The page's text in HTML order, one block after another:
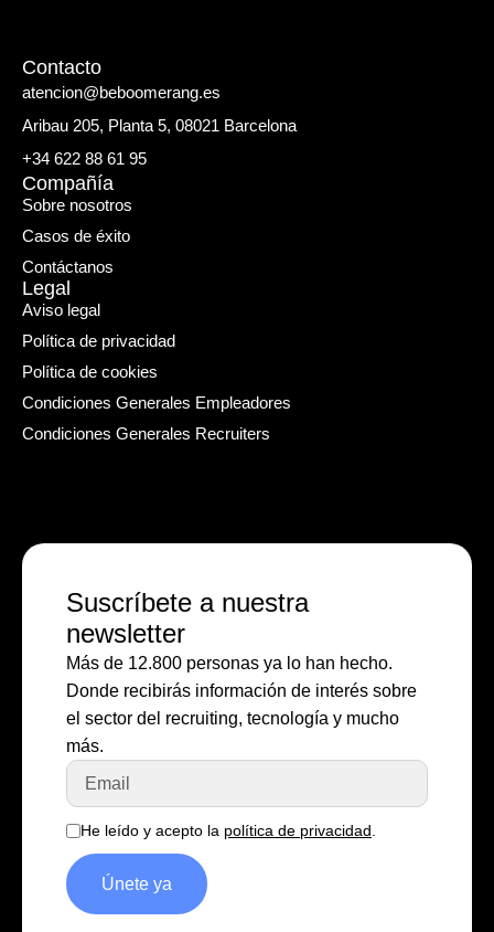
Contacto
atencion@beboomerang.es
Aribau 205, Planta 5, 08021 Barcelona
+34 622 88 61 95
Compañía
Sobre nosotros
Casos de éxito
Contáctanos
Legal
Aviso legal
Política de privacidad
Política de cookies
Condiciones Generales Empleadores
Condiciones Generales Recruiters
Suscríbete a nuestra
newsletter
Más de 12.800 personas ya lo han hecho.
Donde recibirás información de interés sobre
el sector del recruiting, tecnología y mucho
más.
He leído y acepto la política de privacidad
Únete ya